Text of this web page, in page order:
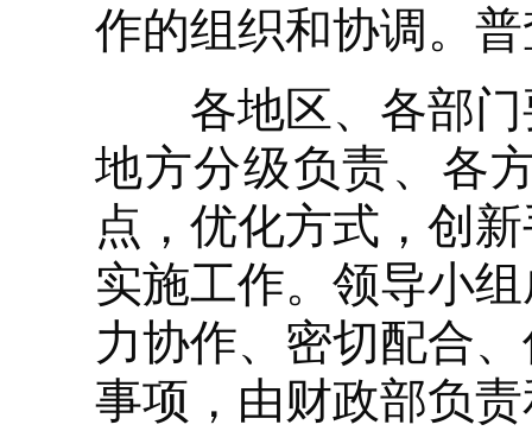
作的组织和协调。
各地区、各部门
地方分级负责、各
点，优化方式，创
实施工作。领导小
力协作、密切配合
事项，由财政部负